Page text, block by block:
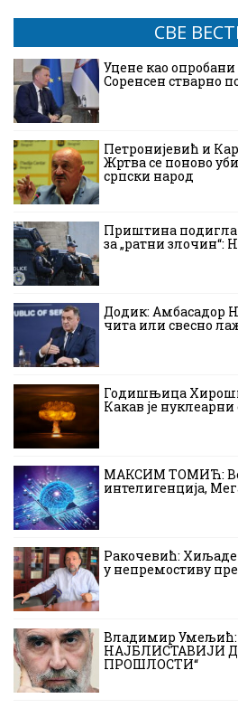
СВЕ
Уцене као опробани
Соренсен стварно
Петронијевић и
Жртва се поново
српски народ
Приштина подигла
за „ратни злочин“:
Додик: Амбасадор
чита или свесно
Годишњица
Какав је нуклеарни
МАКСИМ ТОМИЋ:
интелигенција,
Ракочевић: Хиљаде
у непремостиву
Владимир Умељић:
НАЈБЛИСТАВИЈИ
ПРОШЛОСТИ“